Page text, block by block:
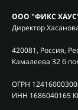
ООО "ФИКС
Директор
420081, Россия,
Камалеева 32 б
ОГРН
ИНН 1686040165